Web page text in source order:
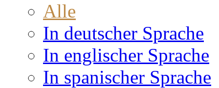
Alle
In deutscher Sprache
In englischer Sprache
In spanischer Sprache